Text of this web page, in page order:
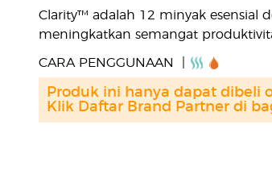
Clarity™ adalah 12 minyak esensial
meningkatkan semangat
CARA PENGGUNAAN
Produk ini hanya dapat dibeli
Klik Daftar Brand Partner di